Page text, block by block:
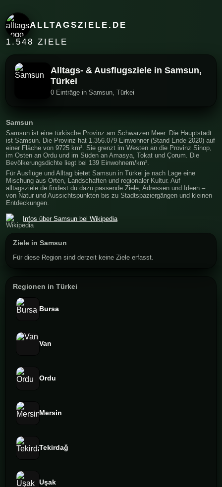
ALLTAGSZIELE.DE
1.548 ZIELE
Alltags- & Ausflugsziele in Samsun,
Türkei
0 Einträge in Samsun, Türkei
Samsun
Samsun ist eine türkische Provinz am Schwarzen Meer. Die Hauptstadt
ist Samsun. Die Provinz hat 1.356.079 Einwohner (Stand Ende 2020) auf
einer Fläche von 9725 km². Sie grenzt im Westen an die Provinz Sinop,
im Osten an Ordu und im Süden an Amasya, Tokat und Çorum. Die
Bevölkerungsdichte liegt bei 139 Einwohnern/km².
Für Ausflüge und Alltag bietet Samsun in Türkei je nach Lage eine
Mischung aus Orten, Landschaften und regionaler Kultur. Auf
alltagsziele.de findest du dazu passende Ziele, Adressen und Ideen –
von Natur und Aussichtspunkten bis zu Stadtspaziergängen und kleinen
Entdeckungen.
Infos über Samsun bei Wikipedia
Ziele in Samsun
Für diese Region sind derzeit keine Ziele erfasst.
Regionen in Türkei
Bursa
Van
Ordu
Mersin
Tekirdağ
Uşak